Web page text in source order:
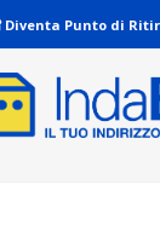
Diventa Punto di